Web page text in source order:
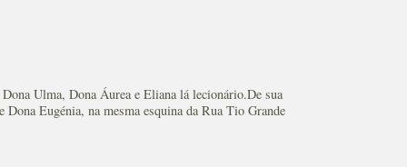
Ulma, Dona Áurea e Eliana lá lecionário.De sua
Eugénia, na mesma esquina da Rua Tio Grande